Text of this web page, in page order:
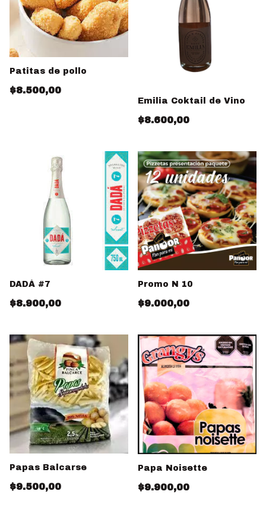
Patitas de pollo
$8.500,00
Emilia Coktail de Vino
$8.600,00
DADÁ #7
$8.900,00
Promo N 10
$9.000,00
Papas Balcarse
$9.500,00
Papa Noisette
$9.900,00